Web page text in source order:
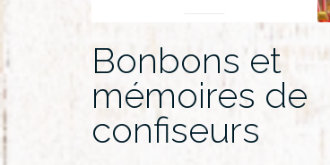
Bonbons et
mémoires de
confiseurs